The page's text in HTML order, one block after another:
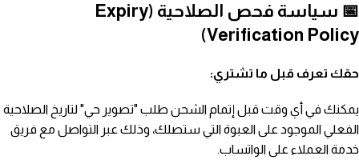
📅 سياسة فحص الصلاحية (Expiry
Verification Policy)
حقك تعرف قبل ما تشتري:
يمكنك في أي وقت قبل إتمام الشحن طلب "تصوير حي" لتاريخ الصلاحية
الفعلي الموجود على العبوة التي ستصلك، وذلك عبر التواصل مع فريق
خدمة العملاء على الواتساب.